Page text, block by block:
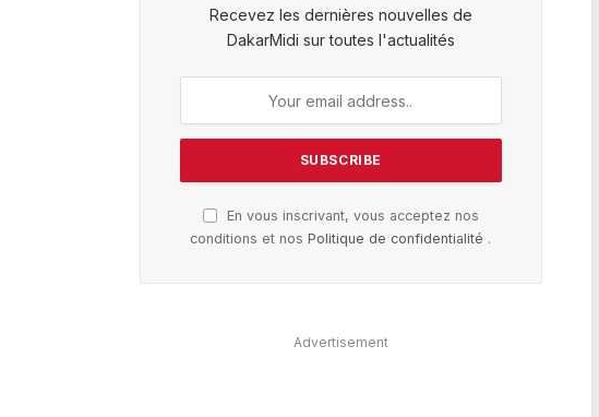
Recevez les dernières nouvelles de
DakarMidi sur toutes l'actualités
En vous inscrivant, vous acceptez nos
conditions et nosPolitique de confidentialité .
Advertisement